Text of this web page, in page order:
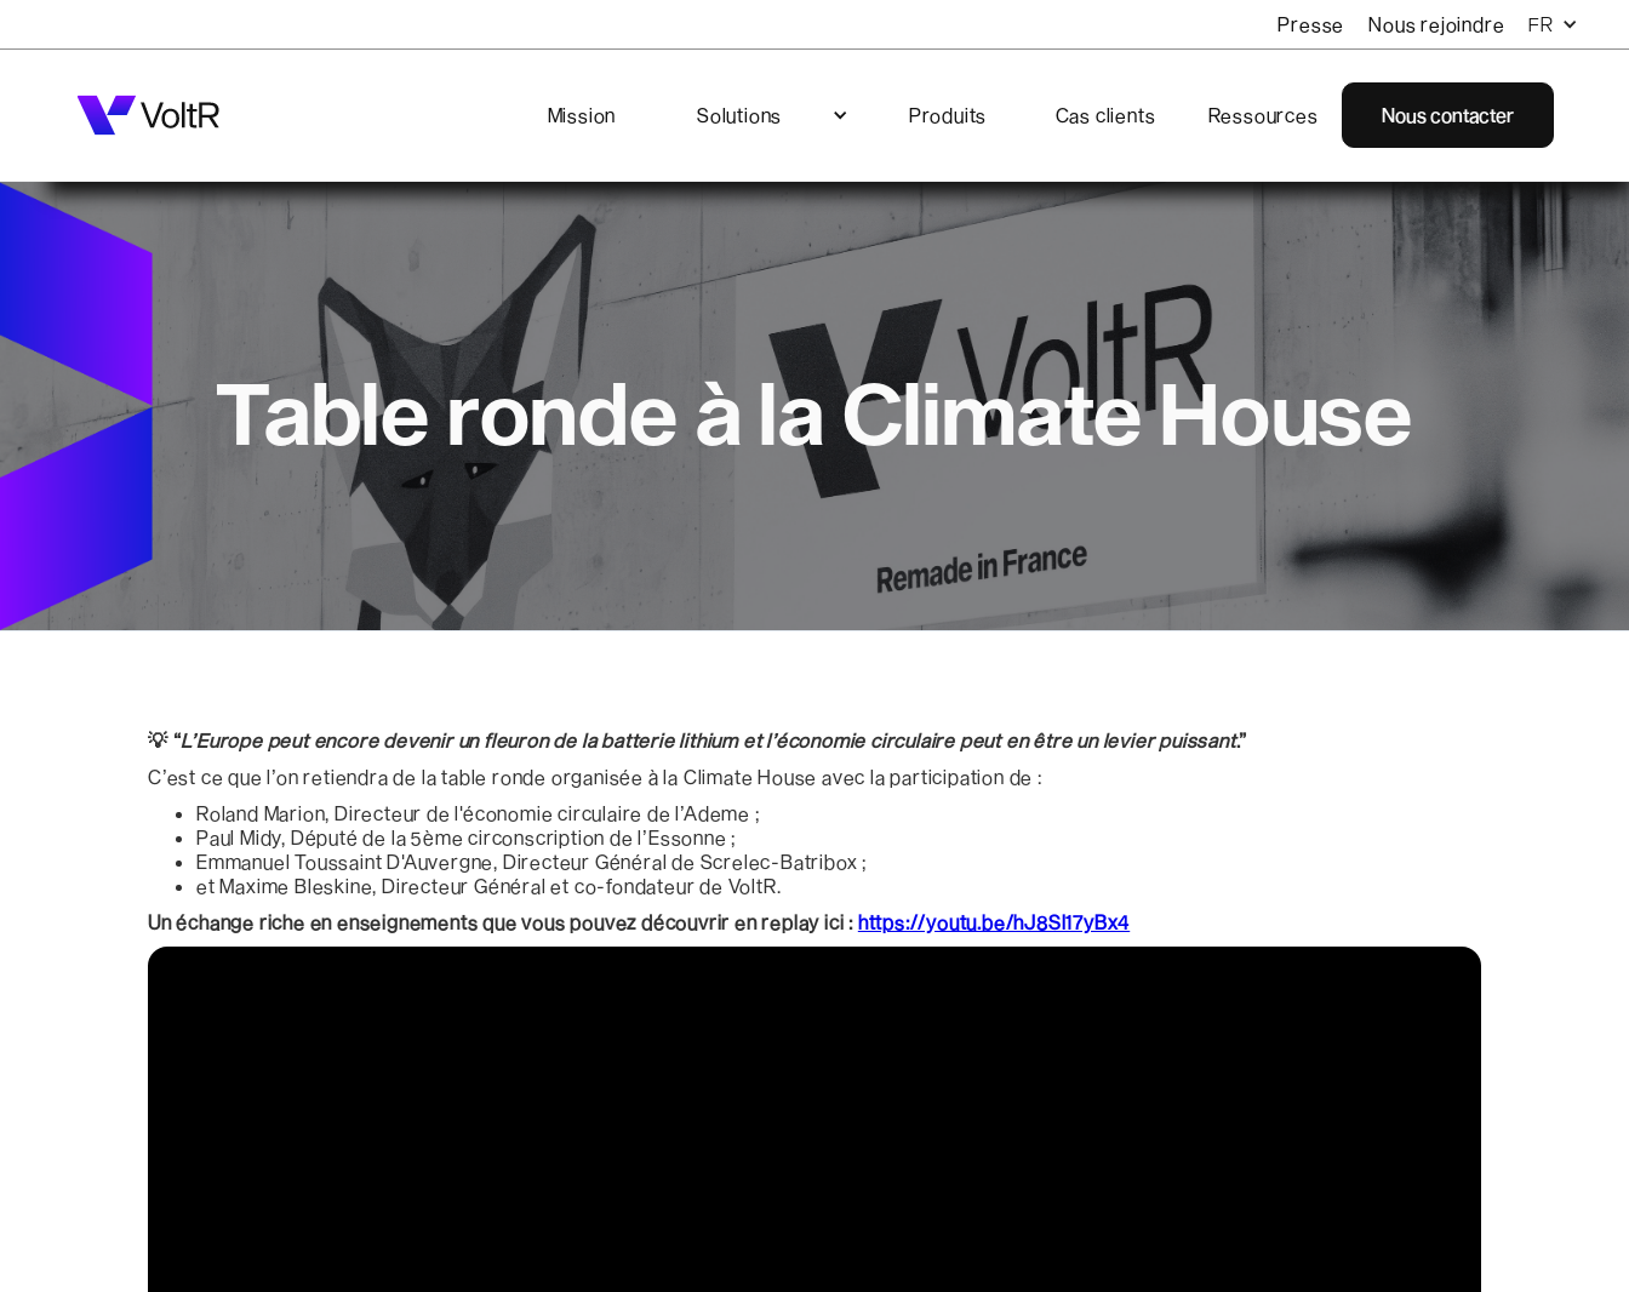
Presse Nous rejoindre FR
Mission Solutions Produits Cas clients Ressources Nous contacter
Table ronde à la Climate House
💡 “L’Europe peut encore devenir un fleuron de la batterie lithium et l’économie circulaire peut en être un levier puissant.”
C’est ce que l’on retiendra de la table ronde organisée à la Climate House avec la participation de :
Roland Marion, Directeur de l'économie circulaire de l’Ademe ;
Paul Midy, Député de la 5ème circonscription de l’Essonne ;
Emmanuel Toussaint D'Auvergne, Directeur Général de Screlec-Batribox ;
et Maxime Bleskine, Directeur Général et co-fondateur de VoltR.
Un échange riche en enseignements que vous pouvez découvrir en replay ici : https://youtu.be/hJ8Sl17yBx4